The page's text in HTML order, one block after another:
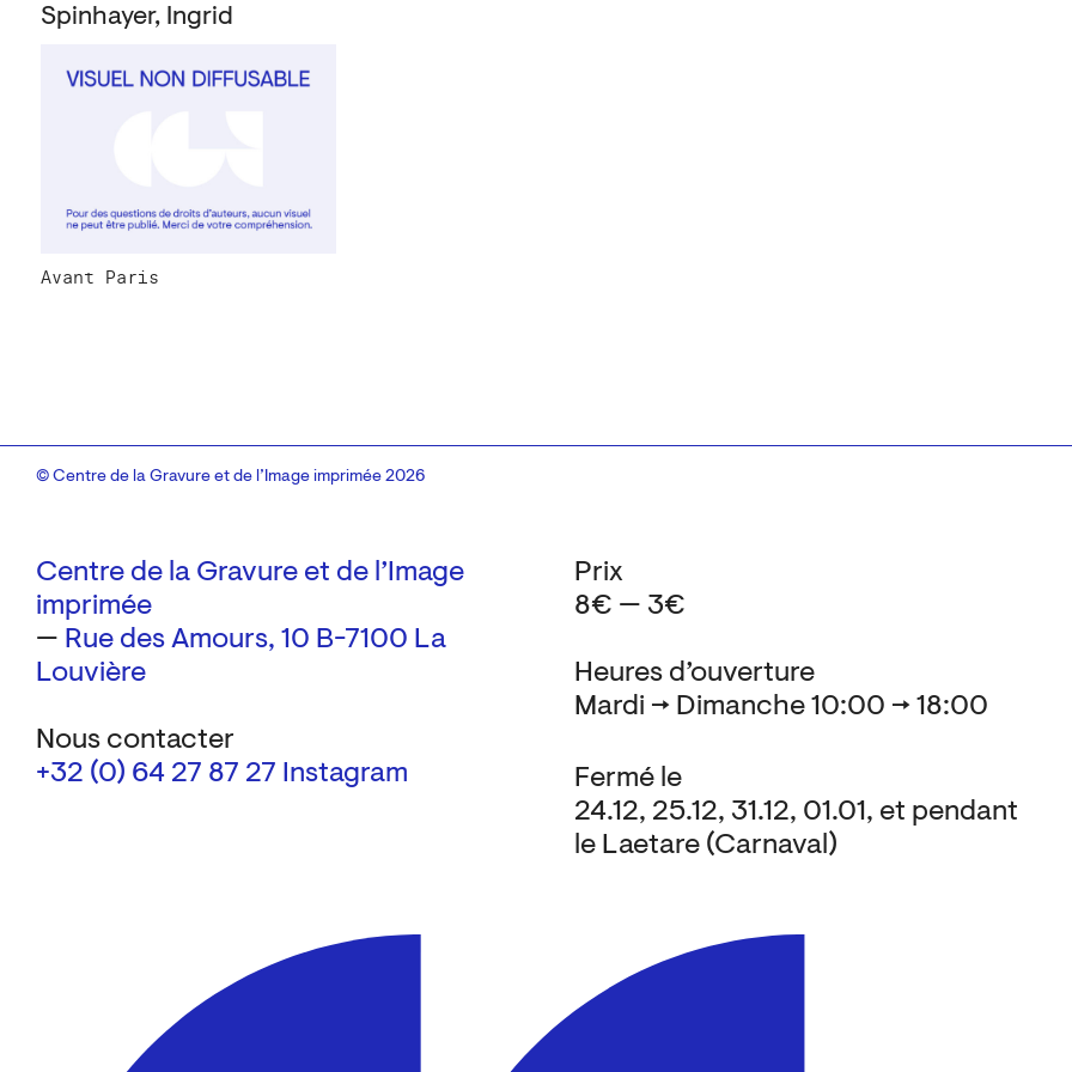
Spinhayer, Ingrid
Avant Paris
Centre de la Gravure et de l’Image
imprimée
— Rue des Amours, 10 B-7100 La
Louvière
Nous contacter
+32 (0) 64 27 87 27 Instagram
Heures d’ouverture
Mardi → Dimanche 10:00 → 18:00
Fermé le
24.12, 25.12, 31.12, 01.01, et pendant
le Laetare (Carnaval)
Prix
8€ — 3€
© Centre de la Gravure et de l’Image imprimée 2026